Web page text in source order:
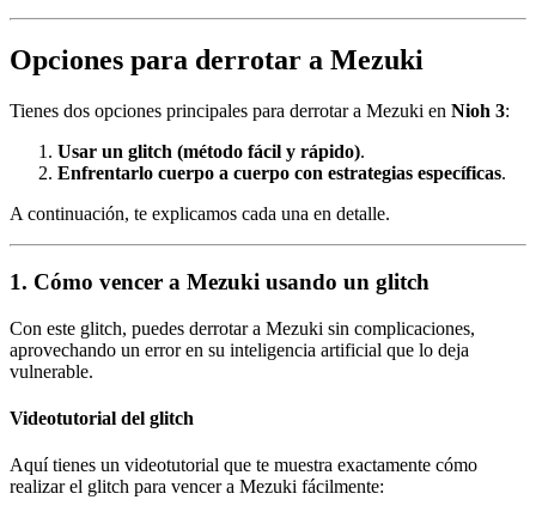
Opciones para derrotar a Mezuki
Tienes dos opciones principales para derrotar a Mezuki en Nioh 3:
Usar un glitch (método fácil y rápido).
Enfrentarlo cuerpo a cuerpo con estrategias específicas.
A continuación, te explicamos cada una en detalle.
1. Cómo vencer a Mezuki usando un glitch
Con este glitch, puedes derrotar a Mezuki sin complicaciones,
aprovechando un error en su inteligencia artificial que lo deja
vulnerable.
Videotutorial del glitch
Aquí tienes un videotutorial que te muestra exactamente cómo
realizar el glitch para vencer a Mezuki fácilmente: